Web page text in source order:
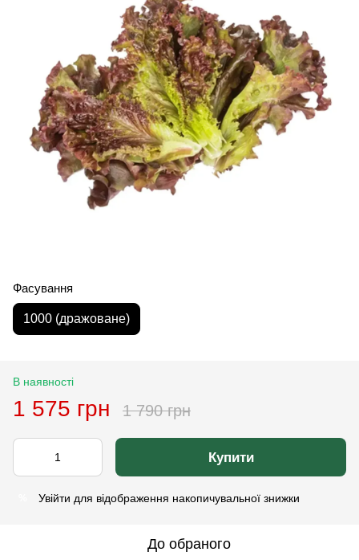
Фасування
1000 (дражоване)
В наявності
1 575 грн 1 790 грн
Купити
Увійти для відображення накопичувальної знижки
До обраного